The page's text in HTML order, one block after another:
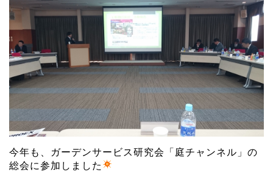
今年も、ガーデンサービス研究会「庭チャンネル」の
総会に参加しました